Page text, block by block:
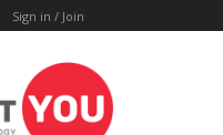
Sign in / Join